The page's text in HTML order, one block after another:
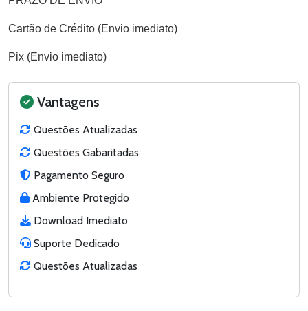
Cartão de Crédito (Envio imediato)
Pix (Envio imediato)
Vantagens
Questões Atualizadas
Questões Gabaritadas
Pagamento Seguro
Ambiente Protegido
Download Imediato
Suporte Dedicado
Questões Atualizadas